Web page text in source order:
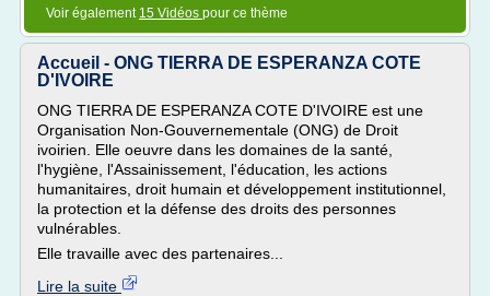
Voir également 15 Vidéos pour ce thème
Accueil - ONG TIERRA DE ESPERANZA COTE
D'IVOIRE
ONG TIERRA DE ESPERANZA COTE D'IVOIRE est une
Organisation Non-Gouvernementale (ONG) de Droit
ivoirien. Elle oeuvre dans les domaines de la santé,
l'hygiène, l'Assainissement, l'éducation, les actions
humanitaires, droit humain et développement institutionnel,
la protection et la défense des droits des personnes
vulnérables.
Elle travaille avec des partenaires...
Lire la suite